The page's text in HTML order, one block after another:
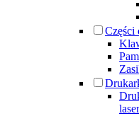
Części